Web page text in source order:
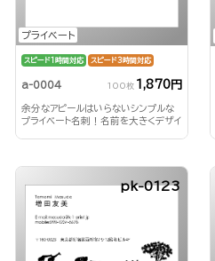
プライベート
スピード1時間対応 スピード3時間対応
a-0004 100枚 1,870円
余分なアピールはいらないシンプルな
プライベート名刺！名前を大きくデザイ
pk-0123